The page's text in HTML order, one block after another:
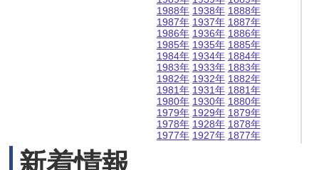
1988年
1987年
1986年
1985年
1984年
1983年
1982年
1981年
1980年
1979年
1978年
1977年
1938年
1937年
1936年
1935年
1934年
1933年
1932年
1931年
1930年
1929年
1928年
1927年
1888年
1887年
1886年
1885年
1884年
1883年
1882年
1881年
1880年
1879年
1878年
1877年
新着情報